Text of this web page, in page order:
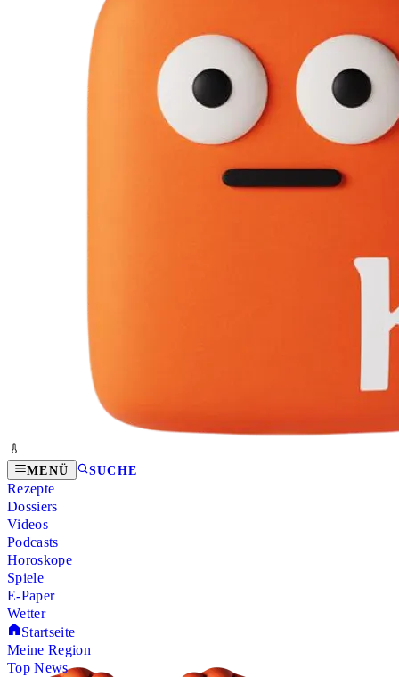
MENÜ SUCHE
Rezepte
Dossiers
Videos
Podcasts
Horoskope
Spiele
E-Paper
Wetter
Startseite
Meine Region
Top News